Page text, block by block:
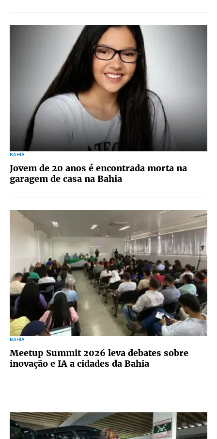
BAHIA
Jovem de 20 anos é encontrada morta na
garagem de casa na Bahia
BAHIA
Meetup Summit 2026 leva debates sobre
inovação e IA a cidades da Bahia